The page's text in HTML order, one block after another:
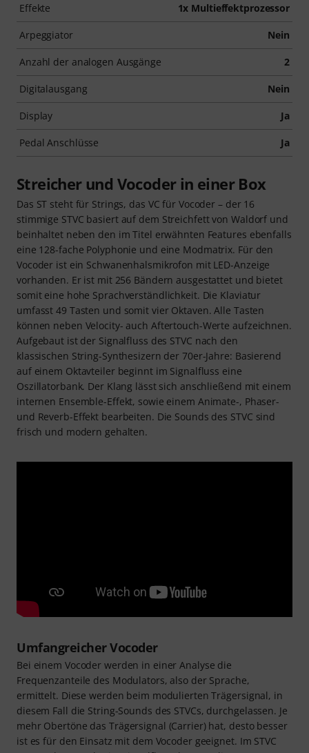
Effekte 1x Multieffektprozessor
Arpeggiator Nein
Anzahl der analogen Ausgänge 2
Digitalausgang Nein
Display Ja
Pedal Anschlüsse Ja
Streicher und Vocoder in einer Box
Das ST steht für Strings, das VC für Vocoder – der 16
stimmige STVC basiert auf dem Streichfett von Waldorf und
beinhaltet neben den im Titel erwähnten Features ebenfalls
eine 128-fache Polyphonie und eine Modmatrix. Für den
Vocoder ist ein Schwanenhalsmikrofon mit LED-Anzeige
vorhanden. Er ist mit 256 Bändern ausgestattet und bietet
somit eine hohe Sprachverständlichkeit. Die Klaviatur
umfasst 49 Tasten und somit vier Oktaven. Alle Tasten
können neben Velocity- auch Aftertouch-Werte aufzeichnen.
Aufgebaut ist der Signalfluss des STVC nach den
klassischen String-Synthesizern der 70er-Jahre: Basierend
auf einem Oktavteiler beginnt im Signalfluss eine
Oszillatorbank. Der Klang lässt sich anschließend mit einem
internen Ensemble-Effekt, sowie einem Animate-, Phaser-
und Reverb-Effekt bearbeiten. Die Sounds des STVC sind
frisch und modern gehalten.
Umfangreicher Vocoder
Bei einem Vocoder werden in einer Analyse die
Frequenzanteile des Modulators, also der Sprache,
ermittelt. Diese werden beim modulierten Trägersignal, in
diesem Fall die String-Sounds des STVCs, durchgelassen. Je
mehr Obertöne das Trägersignal (Carrier) hat, desto besser
ist es für den Einsatz mit dem Vocoder geeignet. Im STVC